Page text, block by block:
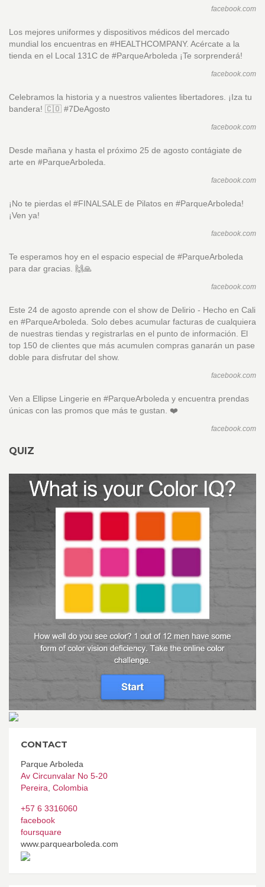
facebook.com
Los mejores uniformes y dispositivos médicos del mercado
mundial los encuentras en #HEALTHCOMPANY. Acércate a la
tienda en el Local 131C de #ParqueArboleda ¡Te sorprenderá!
facebook.com
Celebramos la historia y a nuestros valientes libertadores. ¡Iza tu
bandera! 🇨🇴️ #7DeAgosto
facebook.com
Desde mañana y hasta el próximo 25 de agosto contágiate de
arte en #ParqueArboleda.
facebook.com
¡No te pierdas el #FINALSALE de Pilatos en #ParqueArboleda!
¡Ven ya!
facebook.com
Te esperamos hoy en el espacio especial de #ParqueArboleda
para dar gracias. 🙌🙏
facebook.com
Este 24 de agosto aprende con el show de Delirio - Hecho en Cali
en #ParqueArboleda. Solo debes acumular facturas de cualquiera
de nuestras tiendas y registrarlas en el punto de información. El
top 150 de clientes que más acumulen compras ganarán un pase
doble para disfrutar del show.
facebook.com
Ven a Ellipse Lingerie en #ParqueArboleda y encuentra prendas
únicas con las promos que más te gustan. ❤️
facebook.com
QUIZ
CONTACT
Parque Arboleda
Av Circunvalar No 5-20
Pereira Colombia
+57 6 3316060
facebook
foursquare
www.parquearboleda.com